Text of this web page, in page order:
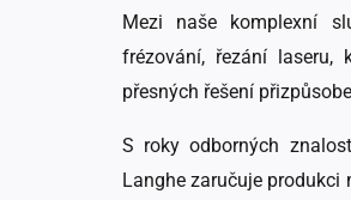
Mezi naše komplexní
frézování, řezání laseru,
přesných řešení
S roky odborných
Langhe zaručuje produkci